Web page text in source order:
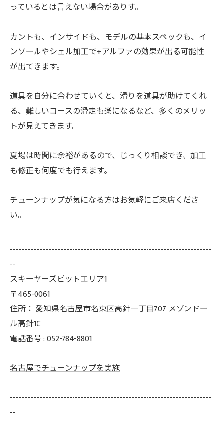
っているとは言えない場合がありす。
カントも、インサイドも、モデルの基本スペックも、イ
ンソールやシェル加工で+アルファの効果が出る可能性
が出てきます。
道具を自分に合わせていくと、滑りを道具が助けてくれ
る、難しいコースの滑走も楽になるなど、多くのメリッ
トが見えてきます。
夏場は時間に余裕があるので、じっくり相談でき、加工
も修正も何度でも行えます。
チューンナップが気になる方はお気軽にご来店くださ
い。
--------------------------------------------------------------------
--
スキーヤーズピットエリア1
〒465-0061
住所： 愛知県名古屋市名東区高針一丁目707 メゾンドー
ル高針1C
電話番号 :052-784-8801
名古屋でチューンナップを実施
--------------------------------------------------------------------
--